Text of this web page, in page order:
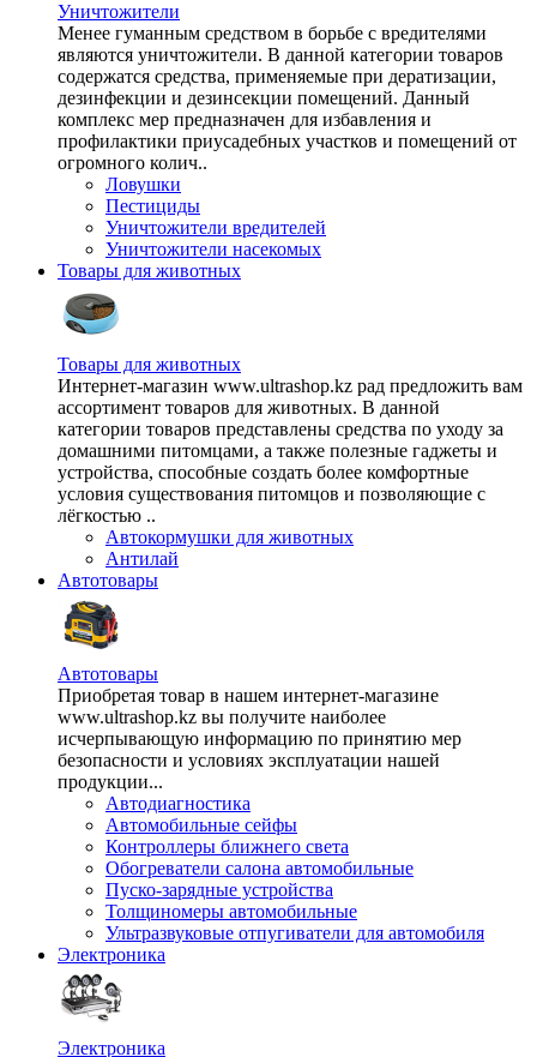
Уничтожители
Менее гуманным средством в борьбе с вредителями
являются уничтожители. В данной категории товаров
содержатся средства, применяемые при дератизации,
дезинфекции и дезинсекции помещений. Данный
комплекс мер предназначен для избавления и
профилактики приусадебных участков и помещений от
огромного колич..
Ловушки
Пестициды
Уничтожители вредителей
Уничтожители насекомых
Товары для животных
Товары для животных
Интернет-магазин www.ultrashop.kz рад предложить вам
ассортимент товаров для животных. В данной
категории товаров представлены средства по уходу за
домашними питомцами, а также полезные гаджеты и
устройства, способные создать более комфортные
условия существования питомцов и позволяющие с
лёгкостью ..
Автокормушки для животных
Антилай
Автотовары
Автотовары
Приобретая товар в нашем интернет-магазине
www.ultrashop.kz вы получите наиболее
исчерпывающую информацию по принятию мер
безопасности и условиях эксплуатации нашей
продукции...
Автодиагностика
Автомобильные сейфы
Контроллеры ближнего света
Обогреватели салона автомобильные
Пуско-зарядные устройства
Толщиномеры автомобильные
Ультразвуковые отпугиватели для автомобиля
Электроника
Электроника